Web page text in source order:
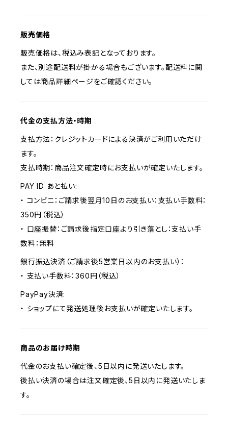
販売価格
販売価格は、税込み表記となっております。
また、別途配送料が掛かる場合もございます。配送料に関
しては商品詳細ページをご確認ください。
代金の支払方法・時期
支払方法：クレジットカードによる決済がご利用いただけ
ます。
支払時期：商品注文確定時にお支払いが確定いたします。
PAY ID あと払い:
・ コンビニ：ご請求後翌月10日のお支払い：支払い手数料：
350円（税込）
・ 口座振替：ご請求後指定口座より引き落とし：支払い手
数料：無料
銀行振込決済（ご請求後5営業日以内のお支払い）：
・ 支払い手数料：360円（税込）
PayPay決済:
・ ショップにて発送処理後お支払いが確定いたします。
商品のお届け時期
代金のお支払い確定後、5日以内に発送いたします。
後払い決済の場合は注文確定後、5日以内に発送いたしま
す。